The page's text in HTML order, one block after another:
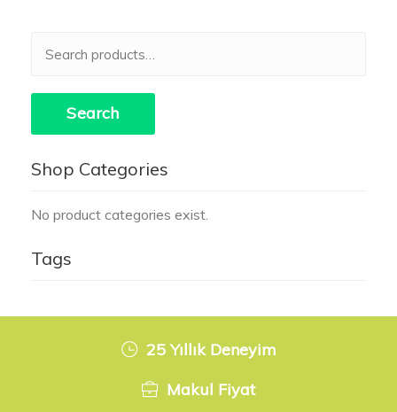
for:
Search
Shop Categories
No product categories exist.
Tags
25 Yıllık Deneyim
Makul Fiyat